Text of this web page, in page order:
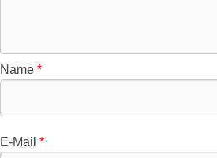
Name *
E-Mail *